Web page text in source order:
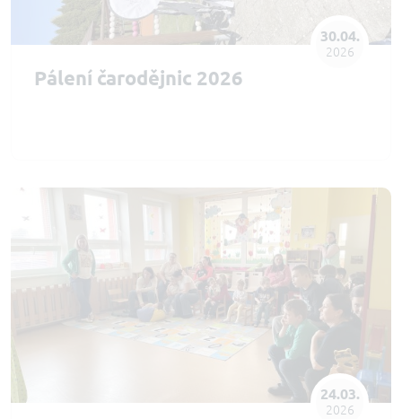
30.04.
2026
Pálení čarodějnic 2026
24.03.
2026